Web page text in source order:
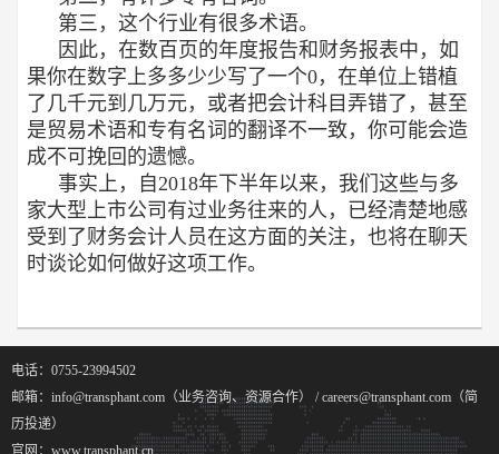
第三，这个行业有很多术语。
因此，在数百页的年度报告和财务报表中，如
果你在数字上多多少少写了一个0，在单位上错植
了几千元到几万元，或者把会计科目弄错了，甚至
是贸易术语和专有名词的翻译不一致，你可能会造
成不可挽回的遗憾。
事实上，自2018年下半年以来，我们这些与多
家大型上市公司有过业务往来的人，已经清楚地感
受到了财务会计人员在这方面的关注，也将在聊天
时谈论如何做好这项工作。
电话：0755-23994502
邮箱：info@transphant.com（业务咨询、资源合作） / careers@transphant.com（简
历投递）
官网：www.transphant.cn